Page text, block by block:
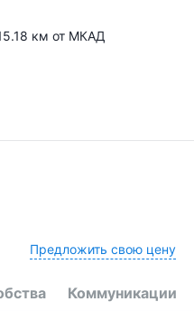
км от МКАД
Предложить свою цену
Коммуникации